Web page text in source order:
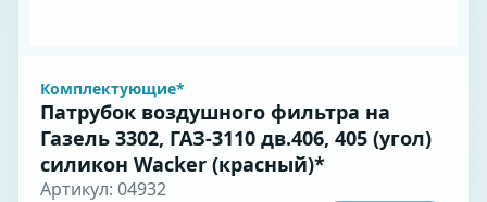
Комплектующие*
Патрубок воздушного фильтра на
Газель 3302, ГАЗ-3110 дв.406, 405 (угол)
силикон Wacker (красный)*
Артикул: 04932